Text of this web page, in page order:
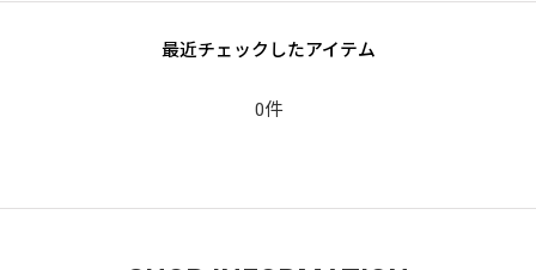
最近チェックしたアイテム
0件